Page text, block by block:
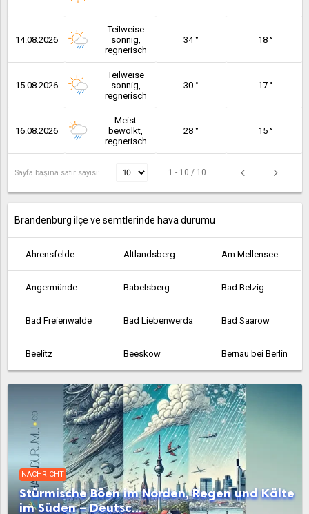
14.08.2026
Teilweise
sonnig,
regnerisch
34 ° 18 °
15.08.2026
Teilweise
sonnig,
regnerisch
30 ° 17 °
16.08.2026
Meist
bewölkt,
regnerisch
28 ° 15 °
Sayfa başına satır sayısı: 1 - 10 / 10
Brandenburg ilçe ve semtlerinde hava durumu
Ahrensfelde Altlandsberg Am Mellensee
Angermünde Babelsberg Bad Belzig
Bad Freienwalde Bad Liebenwerda Bad Saarow
Beelitz Beeskow Bernau bei Berlin
Bestensee Biesenthal Birkenwerder
Blankenfelde Blankenfelde-Mahlow Brieselang
Calau Cottbus Dahme
Dallgow-Döberitz Doberlug-Kirchhain Drebkau
NACHRICHT
Stürmische Böen im Norden, Regen und Kälte
im Süden – Deutsc...